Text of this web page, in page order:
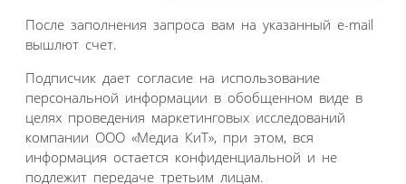
После заполнения запроса вам на указанный e-mail
вышлют счет.
Подписчик дает согласие на использование
персональной информации в обобщенном виде в
целях проведения маркетинговых исследований
компании ООО «Медиа КиТ», при этом, вся
информация остается конфиденциальной и не
подлежит передаче третьим лицам.